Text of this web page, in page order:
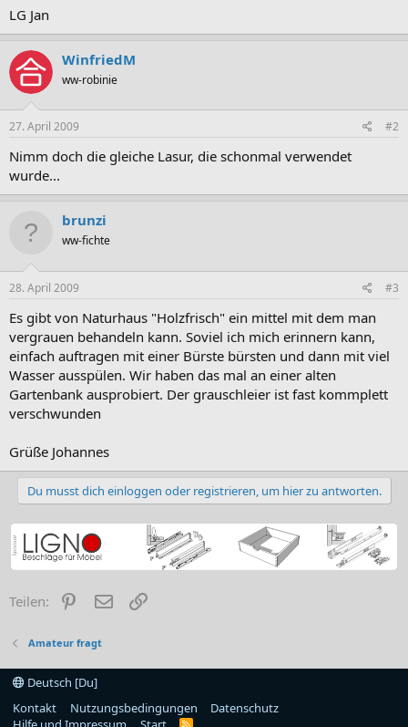
LG Jan
WinfriedM
ww-robinie
27. April 2009 #2
Nimm doch die gleiche Lasur, die schonmal verwendet
wurde...
brunzi
ww-fichte
28. April 2009 #3
Es gibt von Naturhaus "Holzfrisch" ein mittel mit dem man
vergrauen behandeln kann. Soviel ich mich erinnern kann,
einfach auftragen mit einer Bürste bürsten und dann mit viel
Wasser ausspülen. Wir haben das mal an einer alten
Gartenbank ausprobiert. Der grauschleier ist fast kommplett
verschwunden
Grüße Johannes
Du musst dich einloggen oder registrieren, um hier zu antworten.
Teilen: PinterestE-Mail
Amateur fragt
Deutsch [Du]
Kontakt
Nutzungsbedingungen
Datenschutz
R